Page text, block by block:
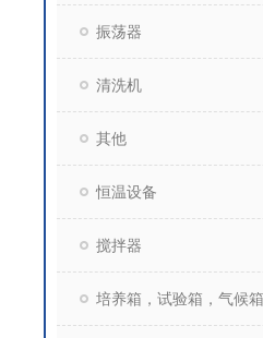
振荡器
清洗机
其他
恒温设备
搅拌器
培养箱，试验箱，气候箱